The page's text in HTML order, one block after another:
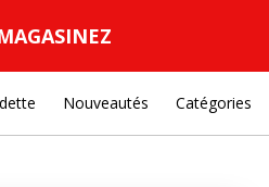
Nouveautés Catégories